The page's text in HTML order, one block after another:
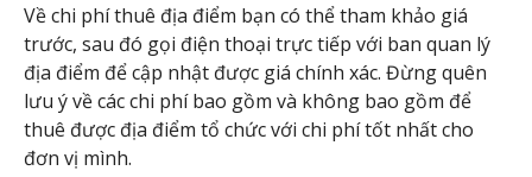
Về chi phí thuê địa điểm bạn có thể tham khảo giá
trước, sau đó gọi điện thoại trực tiếp với ban quan lý
địa điểm để cập nhật được giá chính xác. Đừng quên
lưu ý về các chi phí bao gồm và không bao gồm để
thuê được địa điểm tổ chức với chi phí tốt nhất cho
đơn vị mình.